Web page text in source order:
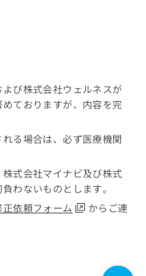
び株式会社ウェルネスが
ておりますが、内容を完
る場合は、必ず医療機関
式会社マイナビ及び株式
わないものとします。
依頼フォーム
からご連